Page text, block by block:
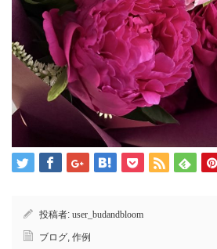
投稿者: user_budandbloom
ブログ, 作例